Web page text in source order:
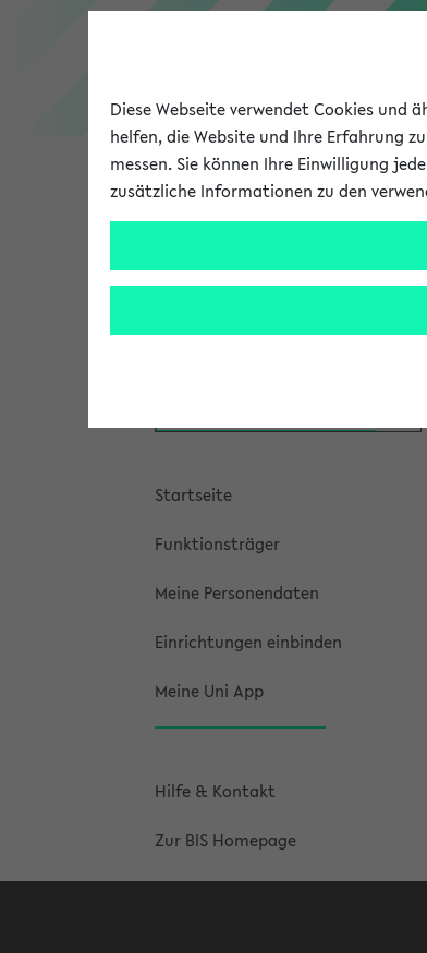
Universität
Startseite
Funktionsträger
Meine Personendaten
Einrichtungen einbinden
Meine Uni App
Hilfe & Kontakt
Zur BIS Homepage
Diese Webseite verwendet Cookies und
helfen, die Website und Ihre Erfahrung
messen. Sie können Ihre Einwilligung
zusätzliche Informationen zu den